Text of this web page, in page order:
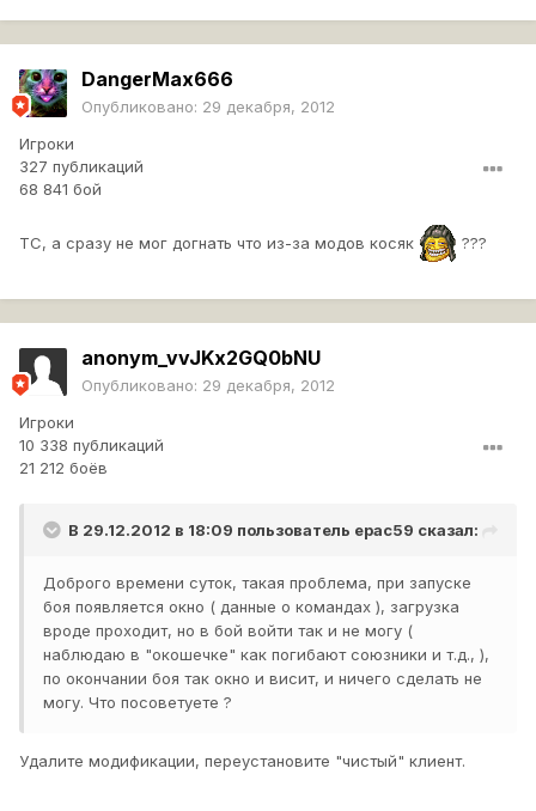
DangerMax666
Опубликовано: 29 декабря, 2012
Игроки
327 публикаций
68 841 бой
ТС, а сразу не мог догнать что из-за модов косяк ???
anonym_vvJKx2GQ0bNU
Опубликовано: 29 декабря, 2012
Игроки
10 338 публикаций
21 212 боёв
В 29.12.2012 в 18:09 пользователь epac59 сказал:
Доброго времени суток, такая проблема, при запуске
боя появляется окно ( данные о командах ), загрузка
вроде проходит, но в бой войти так и не могу (
наблюдаю в "окошечке" как погибают союзники и т.д., ),
по окончании боя так окно и висит, и ничего сделать не
могу. Что посоветуете ?
Удалите модификации, переустановите "чистый" клиент.